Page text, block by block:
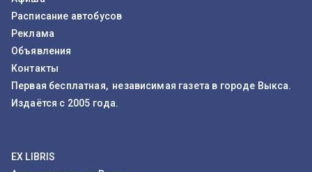
Расписание автобусов
Реклама
Объявления
Контакты
Первая бесплатная, независимая газета в городе Выкса.
Издаётся с 2005 года.
EX LIBRIS